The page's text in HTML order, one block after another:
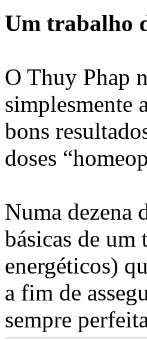
Um trabalho
O Thuy Phap
simplesmente
bons
doses
Numa dezena
básicas de um
energéticos)
a fim de
sempre